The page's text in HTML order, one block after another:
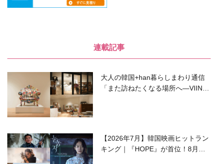
連載記事
大人の韓国+han暮らしまわり通信
「また訪ねたくなる場所へ―VIIN C
【2026年7月】韓国映画ヒットラン
キング｜『HOPE』が首位！8月公